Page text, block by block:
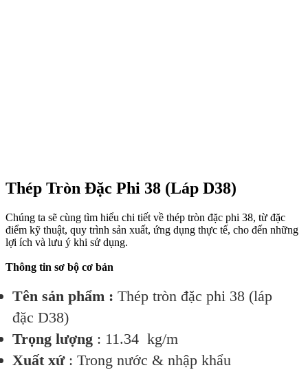
Thép Tròn Đặc Phi 38 (Láp D38)
Chúng ta sẽ cùng tìm hiểu chi tiết về thép tròn đặc phi 38, từ đặc
điểm kỹ thuật, quy trình sản xuất, ứng dụng thực tế, cho đến những
lợi ích và lưu ý khi sử dụng.
Thông tin sơ bộ cơ bản
Tên sản phẩm : Thép tròn đặc phi 38 (láp
đặc D38)
Trọng lượng : 11.34 kg/m
Xuất xứ: Trong nước & nhập khẩu